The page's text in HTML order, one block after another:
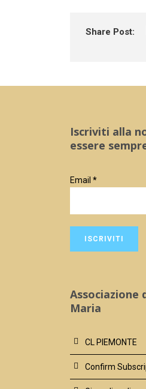
Share Post:
Iscriviti alla
essere
Email *
Associazione
Maria
CL PIEMONTE
Confirm